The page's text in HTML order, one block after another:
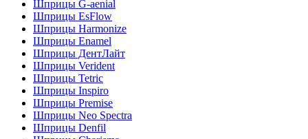
Шприцы G-aenial
Шприцы EsFlow
Шприцы Harmonize
Шприцы Enamel
Шприцы ДентЛайт
Шприцы Verident
Шприцы Tetric
Шприцы Inspiro
Шприцы Premise
Шприцы Neo Spectra
Шприцы Denfil